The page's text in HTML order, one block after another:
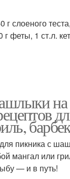
г слоеного
феты, 1 ст.л.
на
пикника с
мангал или
— и в путь!